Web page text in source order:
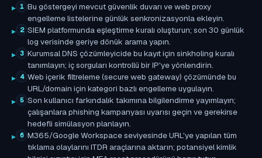
1 Bu göstergeyi mevcut güvenlik duvarı ve web proxy
engelleme listelerine günlük senkronizasyonla ekleyin.
2 SIEM platformunda eşleştirme kuralı oluşturun; son 30 günlük
log verisinde geriye dönük arama yapın.
3 Kurumsal DNS çözümleyicide bu kayıt için sinkholing kuralı
tanımlayın; iç sorguları kontrollü bir IP'ye yönlendirin.
4 Web içerik filtreleme (secure web gateway) çözümünde bu
URL/domain için kategori bazlı engelleme uygulayın.
5 Son kullanıcı farkındalık takımına bilgilendirme yayımlayın;
çalışanlara phishing kampanyası uyarısı geçin ve gerekirse
hedefli simülasyon planlayın.
6 M365/Google Workspace seviyesinde URL'ye yapılan tüm
tıklama olaylarını ITDR araçlarına aktarın; potansiyel kimlik